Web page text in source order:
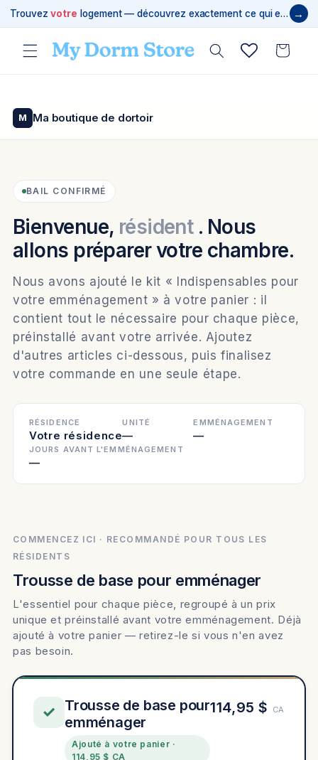
passer
au
contenu
Trouvezvotre logement — découvrez exactement ce qui est requis →
Panier
M Ma boutique de dortoir
BAIL CONFIRMÉ
Bienvenue, résident. Nous
allons préparer votre chambre.
Nous avons ajouté le kit « Indispensables pour
votre emménagement » à votre panier : il
contient tout le nécessaire pour chaque pièce,
préinstallé avant votre arrivée. Ajoutez
d'autres articles ci-dessous, puis finalisez
votre commande en une seule étape.
RÉSIDENCE
Votre résidence
UNITÉ
—
EMMÉNAGEMENT
—
JOURS AVANT L'EMMÉNAGEMENT
—
COMMENCEZ ICI · RECOMMANDÉ POUR TOUS LES
RÉSIDENTS
Trousse de base pour emménager
L'essentiel pour chaque pièce, regroupé à un prix
unique et préinstallé avant votre emménagement. Déjà
ajouté à votre panier — retirez-le si vous n'en avez
pas besoin.
✓
Trousse de base pour
emménager
Ajouté à votre panier ·
114,95 $ CA
114,95 $ CA